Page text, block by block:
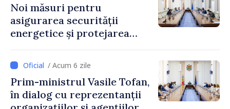
Noi măsuri pentru
asigurarea securității
energetice și protejarea
de CNMC
/ Acum 6 zile
Prim-ministrul Vasile Tofan,
în dialog cu reprezentanții